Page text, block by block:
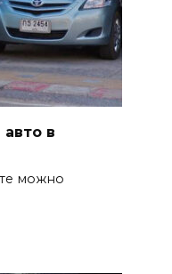
в
можно